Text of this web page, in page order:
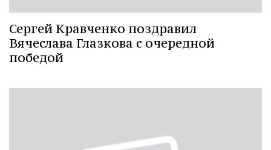
Сергей Кравченко поздравил
Вячеслава Глазкова с очередной
победой